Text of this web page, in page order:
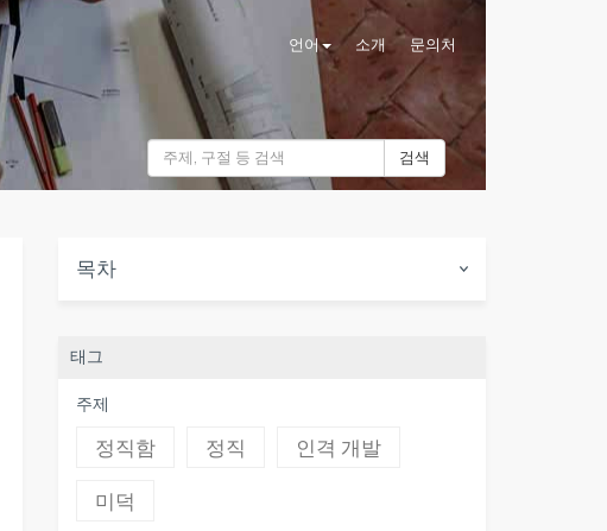
언어 소개 문의처
검색
목차
태그
주제
정직함 정직 인격 개발
미덕